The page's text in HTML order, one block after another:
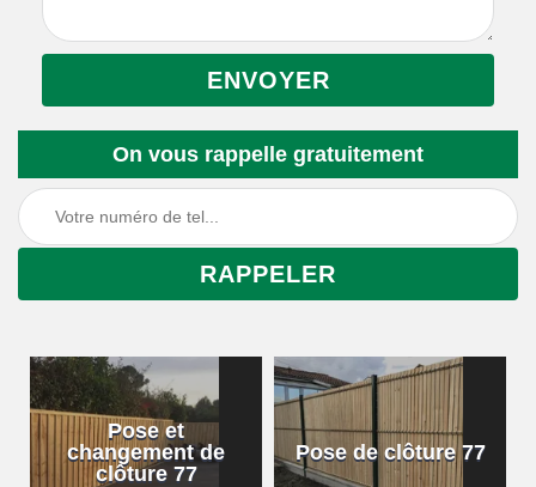
On vous rappelle gratuitement
Pose et
changement de
clôture 77
Pose de clôture 77